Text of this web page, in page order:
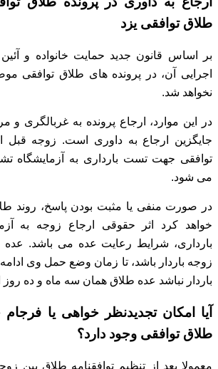
طلاق توافقی یزد
بر اساس قانون جدید حمایت خانواده و
اجرایی آن، در پرونده های طلاق توافقی
نخواهد شد.
در این موارد، ارجاع پرونده به غربالگری و
جایگزین ارجاع به داوری است. زوجه قبل
توافقی جهت تست بارداری به آزمایشگاه
می‌ شود.
در صورت منفی یا مثبت بودن پاسخ، روند
خواهد کرد
اثر حقوقی ارجاع زوجه به
بارداری، شرایط رعایت عده می باشد. عده
زوجه باردار باشد، تا زمان وضع حمل وی ادامه
باردار نباشد عده طلاق همان سه ماه و ده
آیا امکان تجدیدنظر خواهی یا
طلاق توافقی وجود دارد؟
معمولا بعد از تنظیم توافقنامه طلاق بین